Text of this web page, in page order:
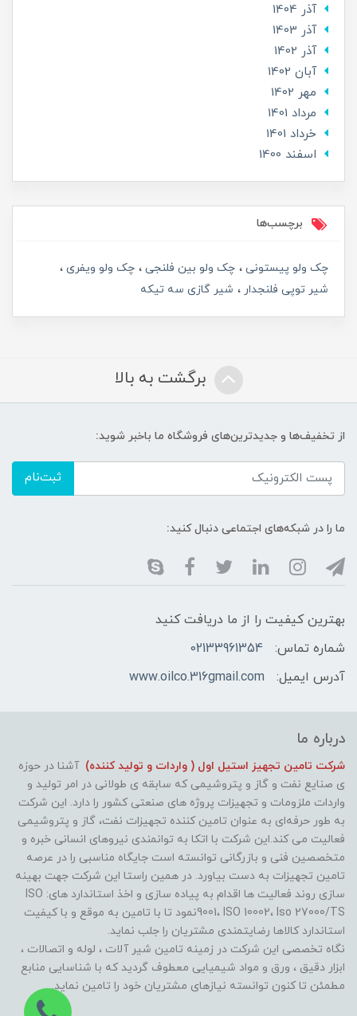
آذر 1404
آذر 1403
آذر 1402
آبان 1402
مهر 1402
مرداد 1401
خرداد 1401
اسفند 1400
برچسب‌ها
چک ولو پیستونی چک ولو بین فلنجی
چک ولو ویفری
شیر توپی فلنجدار
شیر گازی سه تیکه
برگشت به بالا
از تخفیف‌ها و جدیدترین‌های فروشگاه ما باخبر شوید:
ثبت‌نام
ما را در شبکه‌های اجتماعی دنبال کنید:
بهترین کیفیت را از ما دریافت کنید
شماره تماس:
02133961354
آدرس ایمیل:
www.oilco.316gmail.com
درباره ما
شرکت تامین تجهیز استیل اول ( واردات و تولید کننده) آشنا در حوزه
ی صنایع نفت و گاز و پتروشیمی که سابقه ی طولانی در امر تولید و
واردات ملزومات و تجهیزات پروژه های صنعتی کشور را دارد. این شرکت
به طور حرفه‌ای به عنوان تامین کننده تجهیزات نفت، گاز و پتروشیمی
فعالیت می کند.این شرکت با اتکا به توانمندی نیروهای انسانی خبره و
متخصصین فنی و بازرگانی توانسته است جایگاه مناسبی را در عرصه
تامین تجهیزات به دست بیاورد. در همین راستا این شرکت جهت بهینه
سازی روند فعالیت ها اقدام به پیاده سازی و اخذ استاندارد های: ISO
9001، ISO 10002، Iso 27000/TSنمود تا با تامین به موقع و با کیفیت
استاندارد کالاها رضایتمندی مشتریان را جلب نماید.
نگاه تخصصی این شرکت در زمینه تامین شیر آلات ، لوله و اتصالات ،
ابزار دقیق ، ورق و مواد شیمیایی معطوف گردید که با شناسایی منابع
مطمئن تا کنون توانسته نیازهای مشتریان خود را تامین نماید.